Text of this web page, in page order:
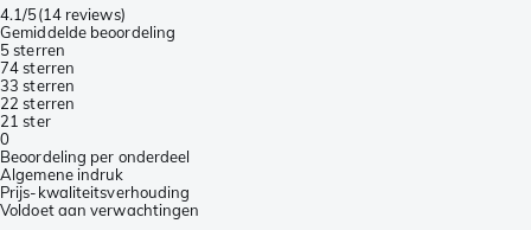
4.1/5(14 reviews)
Gemiddelde beoordeling
5 sterren
74 sterren
33 sterren
22 sterren
21 ster
0
Beoordeling per onderdeel
Algemene indruk
Prijs-kwaliteitsverhouding
Voldoet aan verwachtingen